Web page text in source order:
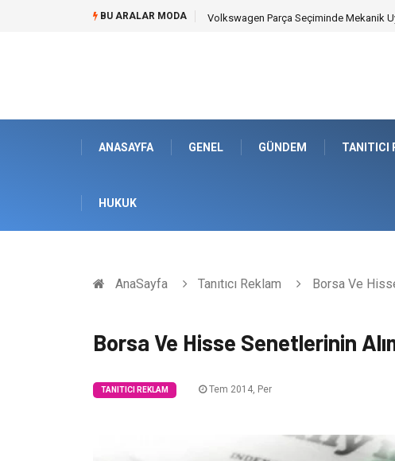
BU ARALAR MODA Volkswagen Parça Seçiminde Mekanik
ANASAYFA GENEL GÜNDEM TANITICI
HUKUK
AnaSayfa Tanıtıcı Reklam Borsa Ve
Borsa Ve Hisse Senetlerinin
TANITICI REKLAM Tem 2014, Per